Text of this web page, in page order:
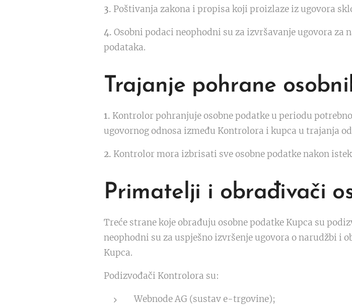
3. Poštivanja zakona i propisa koji proizlaze iz ugovora
4. Osobni podaci neophodni su za izvršavanje ugovora za
podataka.
Trajanje pohrane
1. Kontrolor pohranjuje osobne podatke u periodu
ugovornog odnosa između Kontrolora i kupca u trajanja
2. Kontrolor mora izbrisati sve osobne podatke nakon
Primatelji i obrađivači
Treće strane koje obrađuju osobne podatke Kupca su
neophodni su za uspješno izvršenje ugovora o narudžbi i
Kupca.
Podizvođači Kontrolora su:
Webnode AG (sustav e-trgovine);